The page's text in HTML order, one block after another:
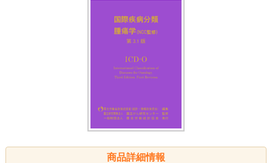
商品詳細情報